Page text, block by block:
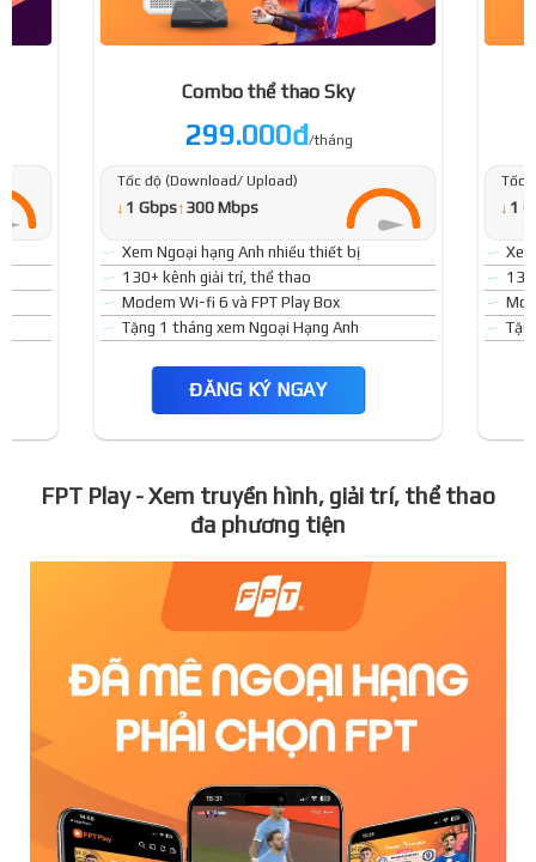
Combo thể thao Sky
299.000đ/tháng
Tốc độ (Download/ Upload)
↓ 1 Gbps↑ 300 Mbps
Xem Ngoại hạng Anh nhiều thiết bị
130+ kênh giải trí, thể thao
Modem Wi-fi 6 và FPT Play Box
Tặng 1 tháng xem Ngoại Hạng Anh
ĐĂNG KÝ NGAY
Tốc
↓ 1
FPT Play - Xem truyền hình, giải trí, thể thao
đa phương tiện